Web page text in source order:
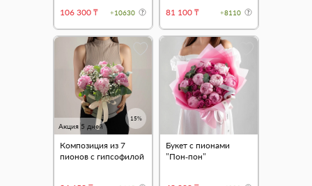
106 300 ₸
+10630 81 100 ₸ +8110
Акция 5 дней
15%
Композиция из 7
пионов с гипсофилой
Букет с пионами
"Пон-пон"